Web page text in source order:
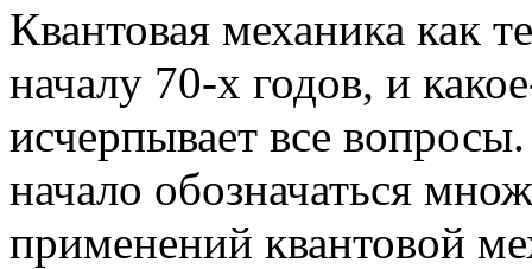
Квантовая механика как
началу 70-х годов, и
исчерпывает все
начало обозначаться
применений квантовой